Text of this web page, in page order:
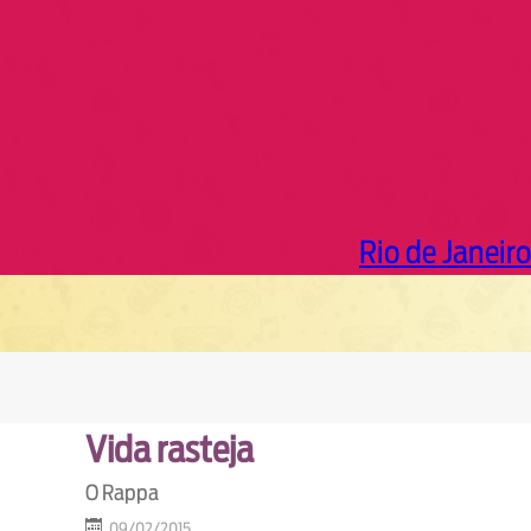
Rio de Janeiro
Vida rasteja
O Rappa